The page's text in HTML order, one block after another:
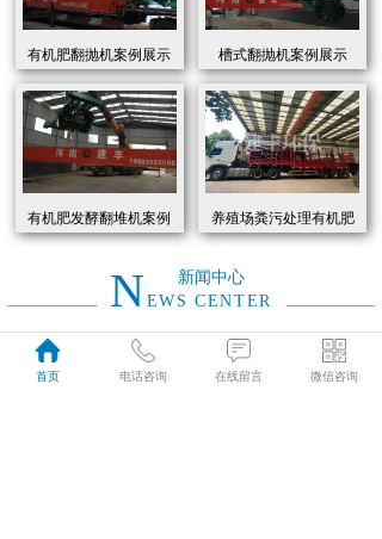
有机肥翻抛机案例展示 槽式翻抛机案例展示
有机肥发酵翻堆机案例
展示
养殖场粪污处理有机肥
发酵罐 履带式有机肥翻
新闻中心
N EWS CENTER
2026
首页 电话咨询 在线留言 微信咨询